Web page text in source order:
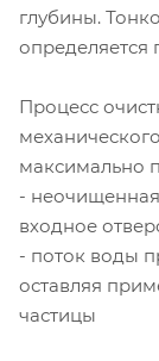
глубины.
определяется
Процесс
максимально
-
входное
- поток воды
оставляя
частицы